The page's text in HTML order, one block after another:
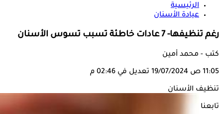
الرئيسية
عيادة الأسنان
رغم تنظيفها- 7 عادات خاطئة تسبب تسوس الأسنان
كتب - محمد أمين
11:05 ص 19/07/2024 تعديل في 02:46 م
تنظيف الأسنان
تابعنا على